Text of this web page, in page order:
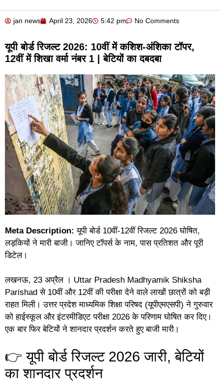
jan news April 23, 2026 5:42 pm No Comments
यूपी बोर्ड रिजल्ट 2026: 10वीं में कशिश-अंशिका टॉपर,
12वीं में शिखा वर्मा नंबर 1 | बेटियों का दबदबा
Meta Description: यूपी बोर्ड 10वीं-12वीं रिजल्ट 2026 घोषित,
लड़कियों ने मारी बाजी। जानिए टॉपर्स के नाम, पास प्रतिशत और पूरी
डिटेल।
लखनऊ, 23 अप्रैल । Uttar Pradesh Madhyamik Shiksha
Parishad से 10वीं और 12वीं की परीक्षा देने वाले लाखों छात्रों को बड़ी
राहत मिली। उत्तर प्रदेश माध्यमिक शिक्षा परिषद (यूपीएमएसपी) ने गुरुवार
को हाईस्कूल और इंटरमीडिएट परीक्षा 2026 के परिणाम घोषित कर दिए।
एक बार फिर बेटियों ने शानदार प्रदर्शन करते हुए बाजी मारी।
👉 यूपी बोर्ड रिजल्ट 2026 जारी, बेटियों
का शानदार प्रदर्शन